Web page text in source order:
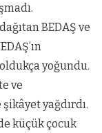
BEDAŞ ve
yoğundu.
ve
yağdırdı.
küçük çocuk